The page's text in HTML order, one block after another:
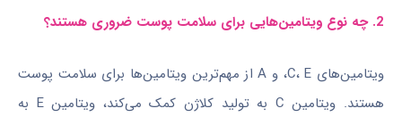
2. چه نوع ویتامین‌هایی برای سلامت پوست ضروری هستند؟
ویتامین‌های C، E، و A از مهم‌ترین ویتامین‌ها برای سلامت پوست
هستند. ویتامین C به تولید کلاژن کمک می‌کند، ویتامین E به